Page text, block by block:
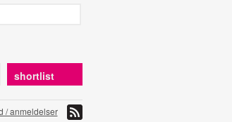
shortlist
/ anmeldelser